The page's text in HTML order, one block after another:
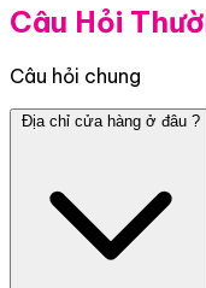
Câu Hỏi
Câu hỏi chung
Địa chỉ cửa hàng ở đâu ?